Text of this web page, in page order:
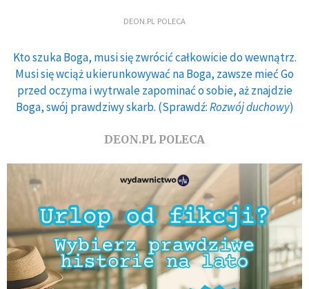
DEON.PL POLECA
Kto szuka Boga, musi się zwrócić całkowicie do wewnątrz.
Musi się wciąż ukierunkowywać na Boga, zawsze mieć Go
przed oczyma i wytrwale zapominać o sobie, aż znajdzie
Boga, swój prawdziwy skarb. (Sprawdź:Rozwój duchowy)
DEON.PL POLECA